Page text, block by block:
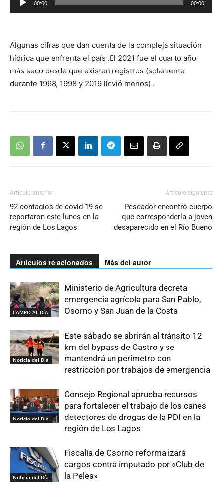
de
00:00 00:00
Algunas cifras que dan cuenta de la compleja situación
hídrica que enfrenta el país .El 2021 fue el cuarto año
más seco desde que existen registros (solamente
durante 1968, 1998 y 2019 llovió menos) .
Artículo anterior
92 contagios de covid-19 se
reportaron este lunes en la
región de Los Lagos
Artículo siguiente
Pescador encontró cuerpo
que correspondería a joven
desaparecido en el Río Bueno
Artículos relacionados Más del autor
CAMPO AL DIA
Ministerio de Agricultura decreta
emergencia agrícola para San Pablo,
Osorno y San Juan de la Costa
Noticia del Día
Este sábado se abrirán al tránsito 12
km del bypass de Castro y se
mantendrá un perímetro con
restricción por trabajos de emergencia
Noticia del Día
Consejo Regional aprueba recursos
para fortalecer el trabajo de los canes
detectores de drogas de la PDI en la
región de Los Lagos
Noticia del Día
Fiscalía de Osorno reformalizará
cargos contra imputado por «Club de
la Pelea»